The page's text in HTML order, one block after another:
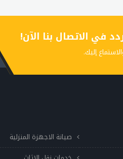
في الاتصال بنا الآن!
إليك.
صيانة الاجهزة المنزلية